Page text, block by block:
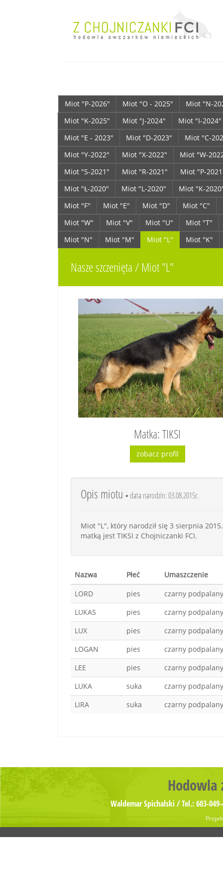
Miot "P-2026" Miot "O - 2025"
Miot "N-
Miot "K-2025"
Miot "J-2024"
Miot "I-2024"
Miot "E - 2023"
Miot "D-2023"
Miot "C-
Miot "Y-2022"
Miot "X-2022"
Miot "W-
Miot "S-2021"
Miot "R-2021"
Miot "P-
Miot "Ł-2020"
Miot "L-2020"
Miot "K-
Miot "F"
Miot "E" Miot "D" Miot "C"
Miot "W"
Miot "V" Miot "U"
Miot "T"
Miot "N"
Miot "M" Miot "L" Miot "K"
Nasze szczenięta / Miot "L"
Matka: TIKSI
zobacz profil
Opis miotu ▪ data narodzin: 03.08.2015r.
Miot "L", który narodził się 3 sierpnia
matką jest TIKSI z Chojniczanki FCI.
Nazwa Płeć
Umaszczenie
LORD
pies
czarny podpalany
LUKAS
pies
czarny podpalany
LUX
pies
czarny podpalany
LOGAN
pies
czarny podpalany
LEE
pies
czarny podpalany
LUKA
suka
czarny podpalany
LIRA
suka czarny podpalany
Hodowla
Waldemar Spichalski / Tel.: 603-